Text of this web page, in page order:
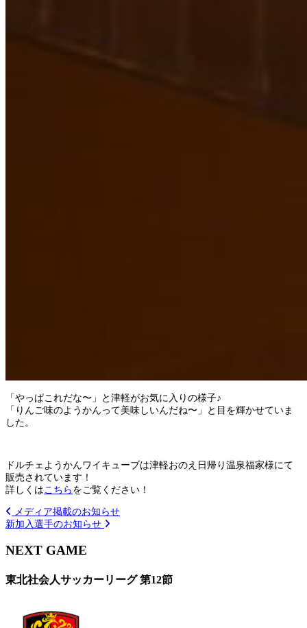
「やっぱこれだな〜」と津軽がお気に入りの様子♪
「りんご味のようかんって美味しいんだね〜」と目を輝かせていま
した。
ドルチェようかんワイキューブは津軽おのえ日帰り温泉福家様にて
販売されています！
詳しくはこちらをご覧ください！
メディア掲載のお知らせ
新加入選手のお知らせ
NEXT GAME
東北社会人サッカーリーグ 第12節